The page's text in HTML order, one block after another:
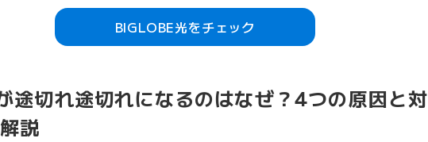
BIGLOBE光をチェック
途切れ途切れになるのはなぜ？4つの原因と対
説